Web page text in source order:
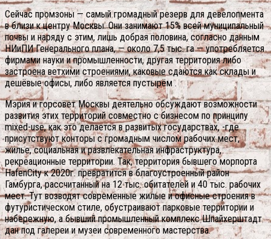
Сейчас промзоны — самый громадный резерв для девелопмента
в близи к центру Москвы. Они занимают 15% всей муниципальный
почвы и наряду с этим, лишь добрая половина, согласно данным
НИиПИ Генерального плана, — около 7,5 тыс. га — употребляется
фирмами науки и промышленности, другая территория либо
застроена ветхими строениями, каковые сдаются как склады и
дешёвые офисы, либо является пустырём .
Мэрия и горсовет Москвы деятельно обсуждают возможности
развития этих территорий совместно с бизнесом по принципу
mixed-use, как это делается в развитых государствах, -где
присутствуют конторы с громадным числом рабочих мест,
жилье, социальная и развлекательная инфраструктура,
рекреационные территории.Так, территория бывшего морпорта
HafenCity к 2020г. превратится в благоустроенный район
Гамбурга, рассчитанный на 12 тыс. обитателей и 40 тыс. рабочих
мест. Тут возводят современные жилые и офисные строения в
футуристическом стиле, обустраивают парковые территории и
набережную, а бывший промышленный комплекс Шпайхерштадт
дан под галереи и музеи современного мастерства.